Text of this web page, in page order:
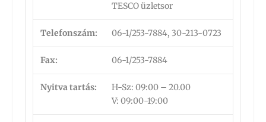
TESCO üzletsor
Telefonszám: 06-1/253-7884, 30-213-0723
Fax: 06-1/253-7884
Nyitva tartás: H-Sz: 09:00 – 20.00
V: 09:00-19:00